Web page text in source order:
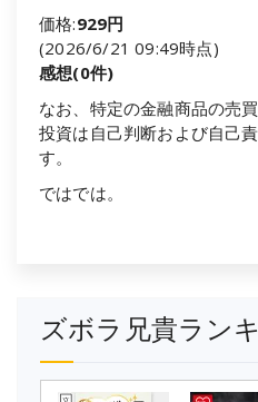
価格:929円
(2026/6/21 09:49時点)
感想(0件)
なお、特定の金融商品の売
投資は自己判断および自己
す。
ではでは。
ズボラ兄貴ラン